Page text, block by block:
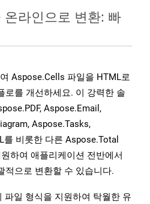
온라인으로 변환: 빠
Aspose.Cells 파일을 HTML로
로를 개선하세요. 이 강력한 솔
Aspose.Email,
Aspose.Tasks,
비롯한 다른 Aspose.Total
하여 애플리케이션 전반에서
적으로 변환할 수 있습니다.
일 형식을 지원하여 탁월한 유